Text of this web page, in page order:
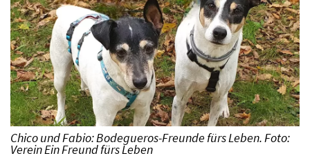
Chico und Fabio: Bodegueros-Freunde fürs Leben. Foto:
Verein Ein Freund fürs Leben